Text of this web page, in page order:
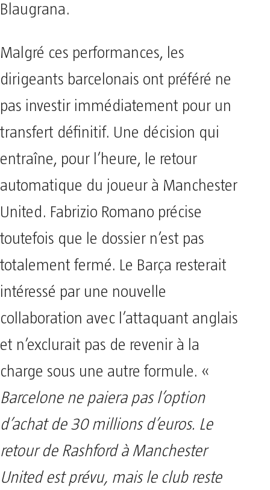
Blaugrana.
Malgré ces performances, les
dirigeants barcelonais ont préféré ne
pas investir immédiatement pour un
transfert définitif. Une décision qui
entraîne, pour l’heure, le retour
automatique du joueur à Manchester
United. Fabrizio Romano précise
toutefois que le dossier n’est pas
totalement fermé. Le Barça resterait
intéressé par une nouvelle
collaboration avec l’attaquant anglais
et n’exclurait pas de revenir à la
charge sous une autre formule. «
Barcelone ne paiera pas l’option
d’achat de 30 millions d’euros. Le
retour de Rashford à Manchester
United est prévu, mais le club reste